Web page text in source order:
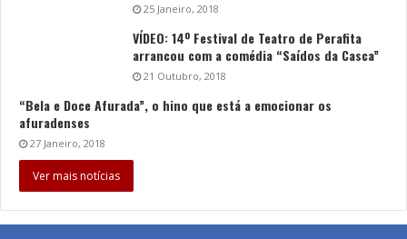
25 Janeiro, 2018
VÍDEO: 14º Festival de Teatro de Perafita
arrancou com a comédia “Saídos da Casca”
21 Outubro, 2018
“Bela e Doce Afurada”, o hino que está a emocionar os
afuradenses
27 Janeiro, 2018
Ver mais notícias